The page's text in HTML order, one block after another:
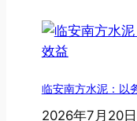
临安南方水泥：以
2026年7月20日